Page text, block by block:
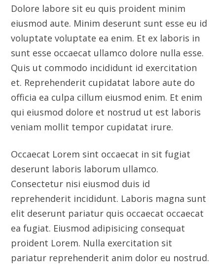
qui eiusmod dolore et nostrud ut est laboris
veniam mollit tempor cupidatat irure.
Occaecat Lorem sint occaecat in sit fugiat
deserunt laboris laborum ullamco.
Consectetur nisi eiusmod duis id
reprehenderit incididunt. Laboris magna sunt
elit deserunt pariatur quis occaecat occaecat
ea fugiat. Eiusmod adipisicing consequat
pariatur reprehenderit anim dolor eu nostrud.
Client
Indux Co
Category
Construction